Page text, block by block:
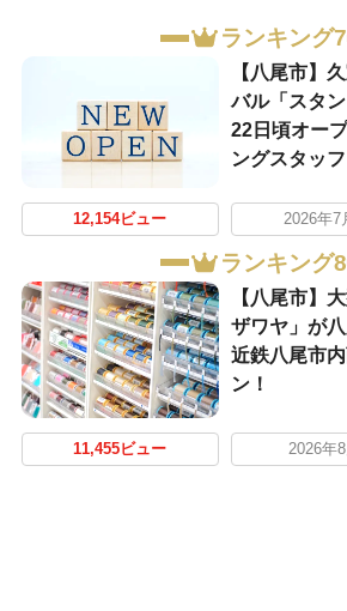
ランキング7
【八尾市】
バル「スタ
22日頃オー
ングスタッ
12,154ビュー 2026年7
ランキング8
【八尾市】
ザワヤ」が
近鉄八尾市
ン！
11,455ビュー 2026年